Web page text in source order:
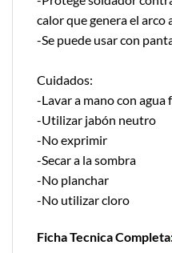
calor que genera el arco
-Se puede usar con
Cuidados:
-Lavar a mano con agua
-Utilizar jabón neutro
-No exprimir
-Secar a la sombra
-No planchar
-No utilizar cloro
Ficha Tecnica